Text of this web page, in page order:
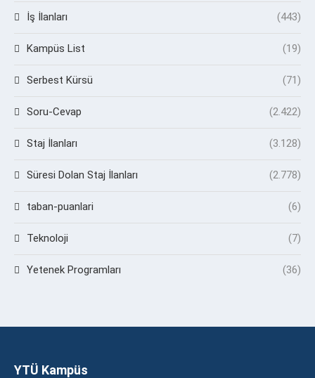
İş İlanları (443)
Kampüs List (19)
Serbest Kürsü (71)
Soru-Cevap (2.422)
Staj İlanları (3.128)
Süresi Dolan Staj İlanları (2.778)
taban-puanlari (6)
Teknoloji (7)
Yetenek Programları (36)
YTÜ Kampüs